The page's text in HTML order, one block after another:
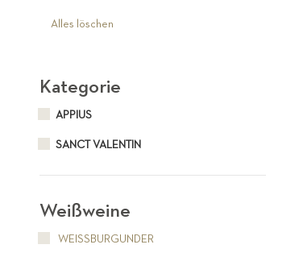
entfernen
Alles löschen
Kategorie
APPIUS
SANCT VALENTIN
Weißweine
WEISSBURGUNDER